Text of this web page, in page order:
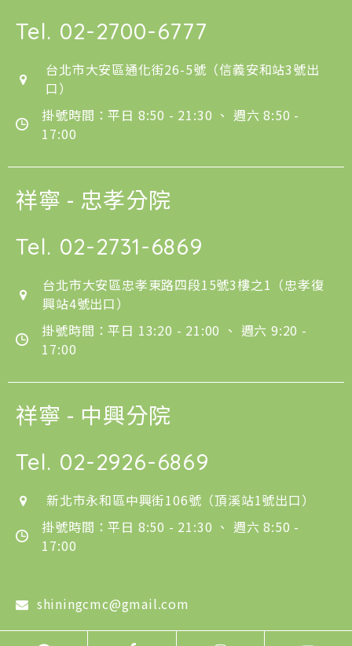
Tel. 02-2700-6777
台北市大安區通化街26-5號（信義安和站3號出
口）
掛號時間：平日 8:50 - 21:30 、 週六 8:50 -
17:00
祥寧 - 忠孝分院
Tel. 02-2731-6869
台北市大安區忠孝東路四段15號3樓之1（忠孝復
興站4號出口）
掛號時間：平日 13:20 - 21:00 、 週六 9:20 -
17:00
祥寧 - 中興分院
Tel. 02-2926-6869
新北市永和區中興街106號（頂溪站1號出口）
掛號時間：平日 8:50 - 21:30 、 週六 8:50 -
17:00
shiningcmc@gmail.com